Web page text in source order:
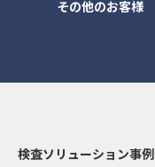
その他のお客様
検査ソリューション事例